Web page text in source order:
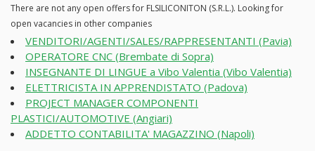
There are not any open offers for FLSILICONITON (S.R.L.). Looking for
open vacancies in other companies
VENDITORI/AGENTI/SALES/RAPPRESENTANTI (Pavia)
OPERATORE CNC (Brembate di Sopra)
INSEGNANTE DI LINGUE a Vibo Valentia (Vibo Valentia)
ELETTRICISTA IN APPRENDISTATO (Padova)
PROJECT MANAGER COMPONENTI
PLASTICI/AUTOMOTIVE (Angiari)
ADDETTO CONTABILITA' MAGAZZINO (Napoli)